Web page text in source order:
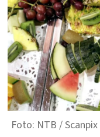
NTB / Scanpix